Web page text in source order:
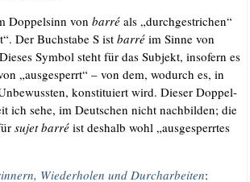
Dop­pel­sinn von bar­réals „durch­ge­stri­chen“
Der Buch­sta­be S ist bar­réim Sin­ne von
Sym­bol steht für das Sub­jekt, inso­fern es
„aus­ge­sperrt“ – von dem, wodurch es, in
kon­sti­tu­iert wird. Die­ser Dop­pel­
ich sehe, im Deut­schen nicht nach­bil­den; die
sujet bar­réist des­halb wohl „aus­ge­sperr­tes
Wie­der­ho­len und Durch­ar­bei­ten: